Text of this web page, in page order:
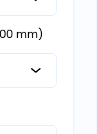
mm)